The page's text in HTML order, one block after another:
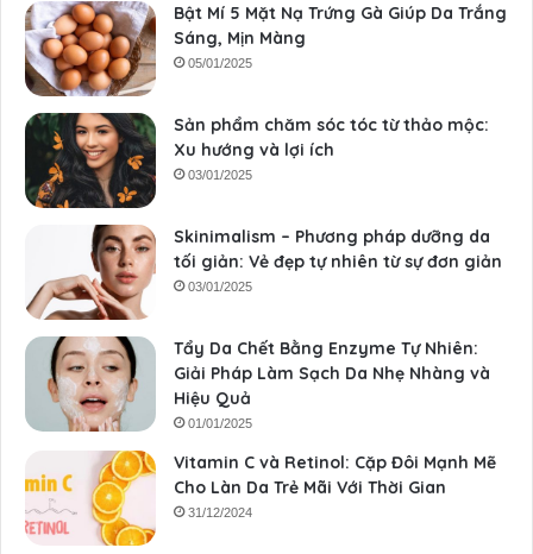
Bật Mí 5 Mặt Nạ Trứng Gà Giúp Da Trắng
Sáng, Mịn Màng
05/01/2025
Sản phẩm chăm sóc tóc từ thảo mộc:
Xu hướng và lợi ích
03/01/2025
Skinimalism – Phương pháp dưỡng da
tối giản: Vẻ đẹp tự nhiên từ sự đơn giản
03/01/2025
Tẩy Da Chết Bằng Enzyme Tự Nhiên:
Giải Pháp Làm Sạch Da Nhẹ Nhàng và
Hiệu Quả
01/01/2025
Vitamin C và Retinol: Cặp Đôi Mạnh Mẽ
Cho Làn Da Trẻ Mãi Với Thời Gian
31/12/2024